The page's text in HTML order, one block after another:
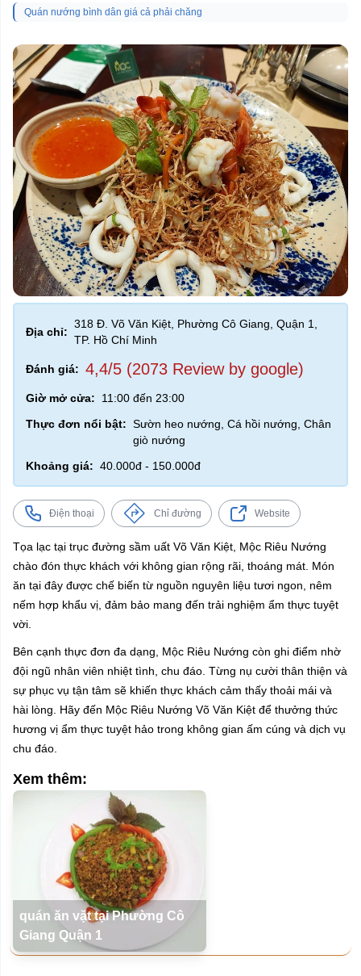
Quán nướng bình dân giá cả phải chăng
Địa chỉ:
318 Đ. Võ Văn Kiệt, Phường Cô Giang, Quận 1,
TP. Hồ Chí Minh
Đánh giá: 4,4/5 (2073 Review by google)
Giờ mở cửa:
11:00 đến 23:00
Thực đơn nổi bật: Sườn heo nướng, Cá hồi nướng, Chân
giò nướng
Khoảng giá: 40.000đ - 150.000đ
Điện thoại Chỉ đường Website
Tọa lạc tại trục đường sầm uất Võ Văn Kiệt, Mộc Riêu Nướng
chào đón thực khách với không gian rộng rãi, thoáng mát. Món
ăn tại đây được chế biến từ nguồn nguyên liệu tươi ngon, nêm
nếm hợp khẩu vị, đảm bảo mang đến trải nghiệm ẩm thực tuyệt
vời.
Bên cạnh thực đơn đa dạng, Mộc Riêu Nướng còn ghi điểm nhờ
đội ngũ nhân viên nhiệt tình, chu đáo. Từng nụ cười thân thiện và
sự phục vụ tận tâm sẽ khiến thực khách cảm thấy thoải mái và
hài lòng. Hãy đến Mộc Riêu Nướng Võ Văn Kiệt để thưởng thức
hương vị ẩm thực tuyệt hảo trong không gian ấm cúng và dịch vụ
chu đáo.
Xem thêm:
quán ăn vặt tại Phường Cô
Giang Quận 1